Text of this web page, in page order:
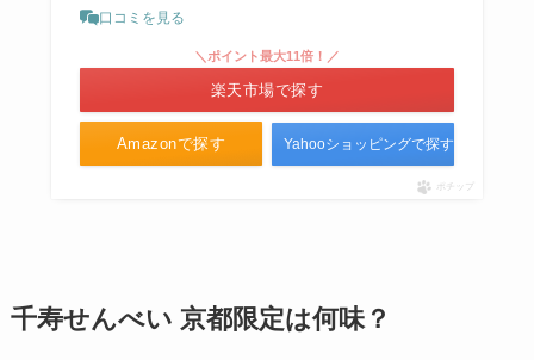
口コミを見る
Amazonで探す
＼ポイント最大11倍！／
楽天市場で探す
Yahooショッピングで探す
ポチップ
千寿せんべい 京都限定は何味？